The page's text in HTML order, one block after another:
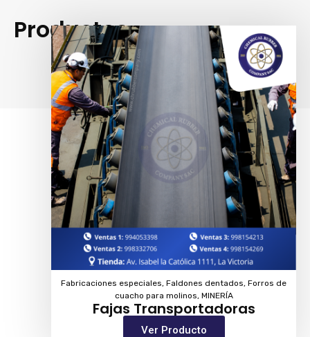
Productos
Fabricaciones especiales,Faldones dentados,Forros de
cuacho para molinos, MINERÍA
Fajas Transportadoras
Ver Producto